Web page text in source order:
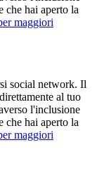
hai aperto la
maggiori
social network. Il
al tuo
l'inclusione
hai aperto la
maggiori